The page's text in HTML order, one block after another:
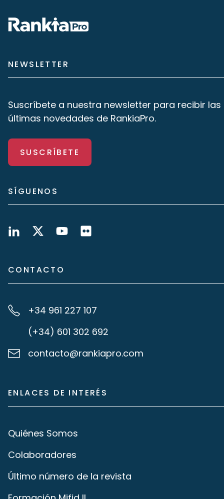
NEWSLETTER
Suscríbete a nuestra newsletter para recibir las
últimas novedades de RankiaPro.
SUSCRÍBETE
SÍGUENOS
CONTACTO
+34 961 227 107
(+34) 601 302 692
contacto@rankiapro.com
ENLACES DE INTERÉS
Quiénes Somos
Colaboradores
Último número de la revista